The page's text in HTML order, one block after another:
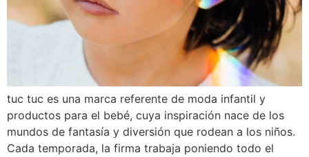
tuc tuc es una marca referente de moda infantil y
productos para el bebé, cuya inspiración nace de los
mundos de fantasía y diversión que rodean a los niños.
Cada temporada, la firma trabaja poniendo todo el